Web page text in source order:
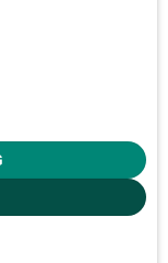
cố định) số lượng